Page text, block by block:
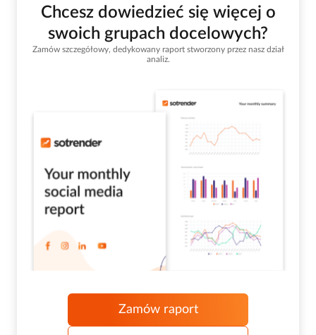
Chcesz dowiedzieć się więcej o
swoich grupach docelowych?
Zamów szczegółowy, dedykowany raport stworzony przez nasz dział
analiz.
Zamów raport